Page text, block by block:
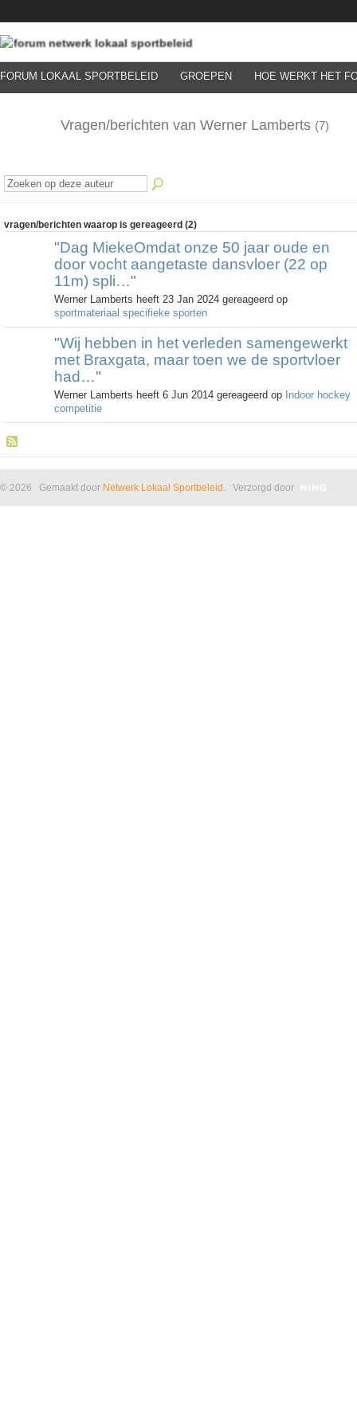
FORUM LOKAAL SPORTBELEID GROEPEN HOE WERKT HET
Vragen/berichten van Werner Lamberts (7)
vragen/berichten waarop is gereageerd (2)
"Dag MiekeOmdat onze 50 jaar oude en
door vocht aangetaste dansvloer (22 op
11m) spli…"
Werner Lamberts heeft 23 Jan 2024 gereageerd op
sportmateriaal specifieke sporten
"Wij hebben in het verleden samengewerkt
met Braxgata, maar toen we de sportvloer
had…"
Werner Lamberts heeft 6 Jun 2014 gereageerd op Indoor hockey
competitie
© 2026 Gemaakt door Netwerk Lokaal Sportbeleid . Verzorgd door